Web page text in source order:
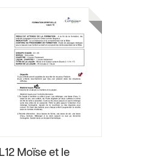
L12 Moïse et le